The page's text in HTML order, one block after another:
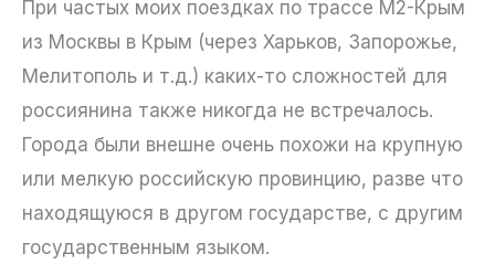
При частых моих поездках по трассе М2-Крым
из Москвы в Крым (через Харьков, Запорожье,
Мелитополь и т.д.) каких-то сложностей для
россиянина также никогда не встречалось.
Города были внешне очень похожи на крупную
или мелкую российскую провинцию, разве что
находящуюся в другом государстве, с другим
государственным языком.